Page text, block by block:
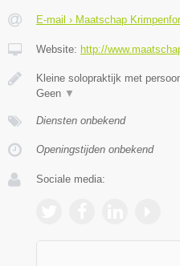
E-mail › Maatschap
Website: http://
Kleine solopraktijk met
Geen ▼
Diensten onbekend
Openingstijden onbekend
Sociale media: